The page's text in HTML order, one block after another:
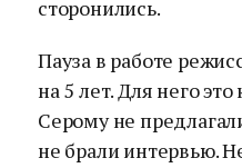
сторонились.
Пауза в работе
на 5 лет. Для него
Серому не
не брали интервью.